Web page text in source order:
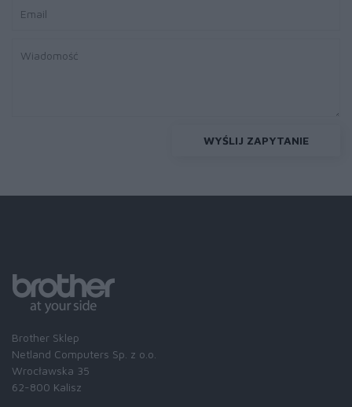
WYŚLIJ ZAPYTANIE
Brother Sklep
Netland Computers Sp. z o.o.
Wrocławska 35
62-800 Kalisz